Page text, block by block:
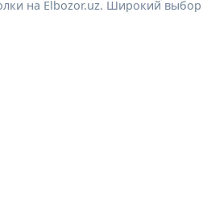
на Elbozor.uz. Широкий